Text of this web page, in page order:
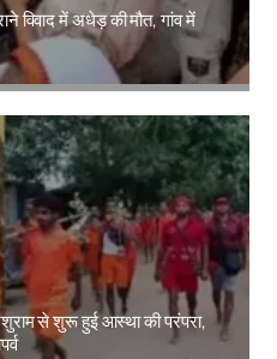
विवाद में अधेड़ की मौत, गांव में
से शुरू हुई आस्था की परंपरा,